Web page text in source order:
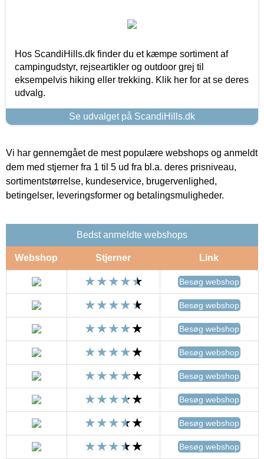
Hos ScandiHills.dk finder du et kæmpe sortiment af
campingudstyr, rejseartikler og outdoor grej til
eksempelvis hiking eller trekking. Klik her for at se deres
udvalg.
Se udvalget på ScandiHills.dk
Vi har gennemgået de mest populære webshops og anmeldt
dem med stjerner fra 1 til 5 ud fra bl.a. deres prisniveau,
sortimentstørrelse, kundeservice, brugervenlighed,
betingelser, leveringsformer og betalingsmuligheder.
Bedst anmeldte webshops
Webshop Stjerner Link
Besøg webshop
Besøg webshop
Besøg webshop
Besøg webshop
Besøg webshop
Besøg webshop
Besøg webshop
Besøg webshop